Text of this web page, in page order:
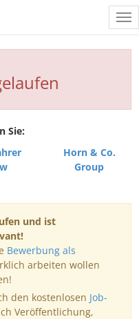
Sie:
Horn & Co.
Group
und ist
Bewerbung als
arbeiten wollen
den kostenlosen Job-
Veröffentlichung,